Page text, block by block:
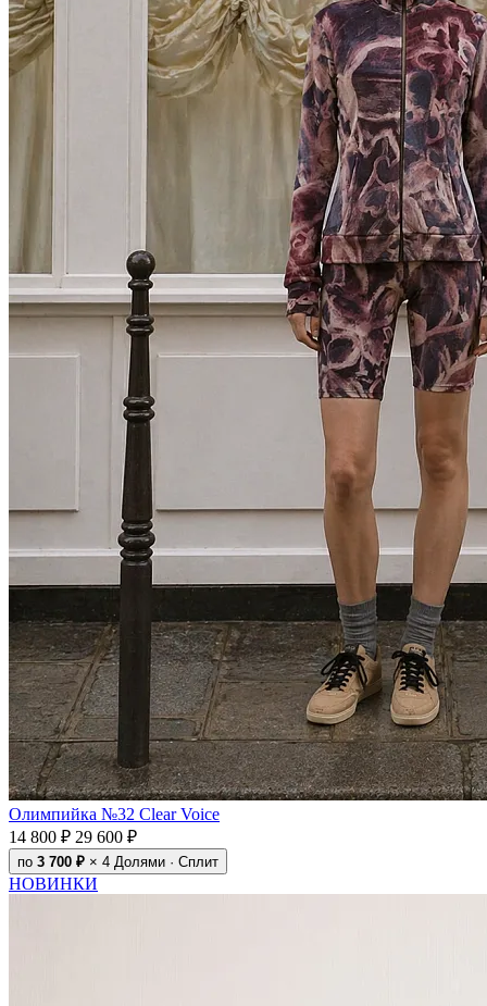
Олимпийка №32 Clear Voice
14 800 ₽ 29 600 ₽
по 3 700 ₽ × 4 Долями · Сплит
НОВИНКИ